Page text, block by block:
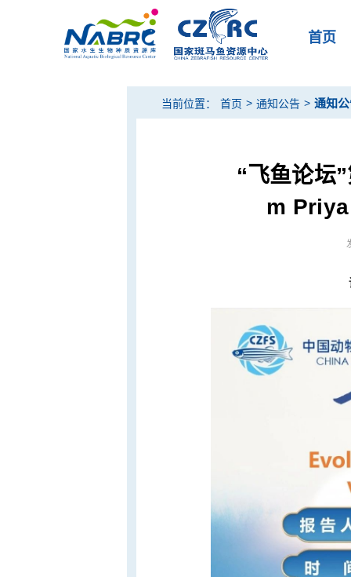
首页
当前位置： 首页 > 通知公告 > 通知
“飞鱼论坛
m